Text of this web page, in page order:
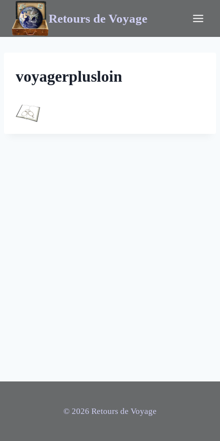
Retours de Voyage
voyagerplusloin
© 2026 Retours de Voyage